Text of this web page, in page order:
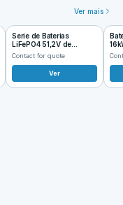
Ver mais
Serie de Baterias
LiFePO4 51,2V de
Parede
Contact for quote
Ver